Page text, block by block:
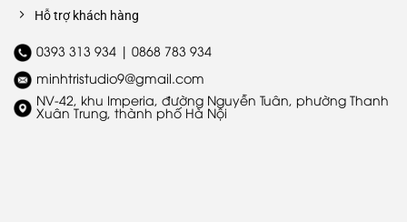
Hỗ trợ khách hàng
0393 313 934 | 0868 783 934
minhtristudio9@gmail.com
NV-42, khu Imperia, đường Nguyễn Tuân, phường Thanh
Xuân Trung, thành phố Hà Nội